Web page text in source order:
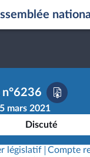
mars 2021
Discuté
législatif Compte